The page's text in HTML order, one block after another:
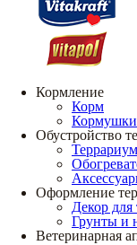
Кормление
Корм
Обустройство
Оформление
Декор для
Грунты и
Ветеринарная